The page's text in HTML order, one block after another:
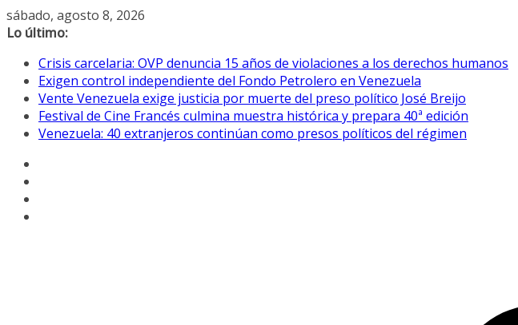
Saltar
al
sábado, agosto 8, 2026
Lo último:
Crisis carcelaria: OVP denuncia 15 años de violaciones a los derechos humanos
Exigen control independiente del Fondo Petrolero en Venezuela
Vente Venezuela exige justicia por muerte del preso político José Breijo
Festival de Cine Francés culmina muestra histórica y prepara 40ª edición
Venezuela: 40 extranjeros continúan como presos políticos del régimen